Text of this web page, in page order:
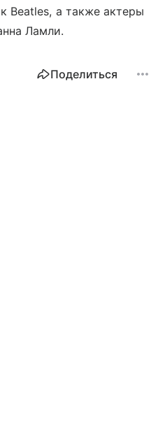
Beatles, а также актеры
Ламли.
Поделиться